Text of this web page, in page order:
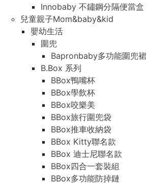
Innobaby 不鏽鋼分隔便當盒
兒童親子Mom&baby&kid
嬰幼生活
圍兜
Bapronbaby多功能圍兜裙
B.Box 系列
BBox鴨嘴杯
BBox學飲杯
BBox咬樂美
BBox旅行圍兜袋
BBox推車收納袋
BBox Kitty聯名款
BBox 迪士尼聯名款
BBox四合一套裝組
BBox多功能防掉鏈